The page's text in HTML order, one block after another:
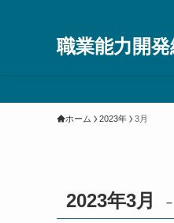
職業能力開
ホーム 2023年 3月
2023年3月